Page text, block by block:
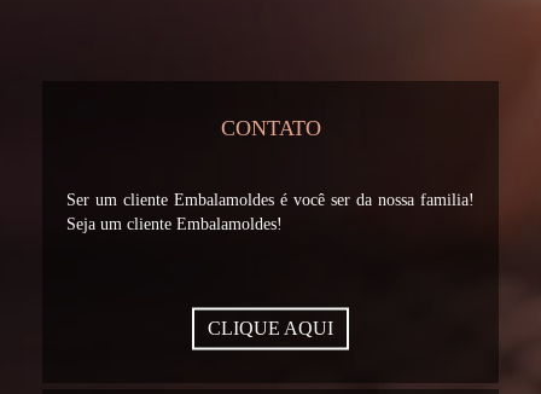
CONTATO
Ser um cliente Embalamoldes é você ser da nossa familia!
Seja um cliente Embalamoldes!
CLIQUE AQUI